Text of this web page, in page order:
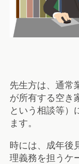
先生方は、通常
が所有する空き
という相談等）
ます。
時には、成年後
理義務を担うケ